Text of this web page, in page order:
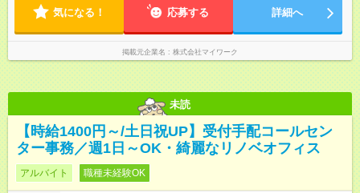
気になる！ 応募する 詳細へ
掲載元企業名 株式会社マイワーク
未読
【時給1400円～/土日祝UP】受付手配コールセン
ター事務／週1日～OK・綺麗なリノベオフィス
アルバイト 職種未経験OK